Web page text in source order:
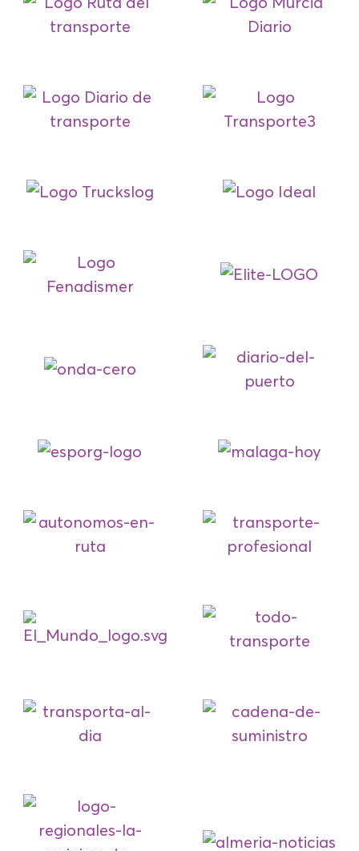
Umowami (Portugalia)
JOANNA WACHOWIAK-JURASZ
(Polska)
MARTA SÁNCHEZ LÓPEZ-LAGO
Transaher
11:20 –SPECJALNY GOŚĆ: ELISA
11:30 – PRZERWA NA KAWĘ
Dyrektor Generalny – Grupa
12:30 – Kobiety Kierowcy
PROWADZI: AZUCENA MARÍN
AMAL RANNANE
(Maroko)
MAR GONZÁLEZ
(Hiszpania)
Kariera Biznesowa
Innowacyjne Zarządzanie